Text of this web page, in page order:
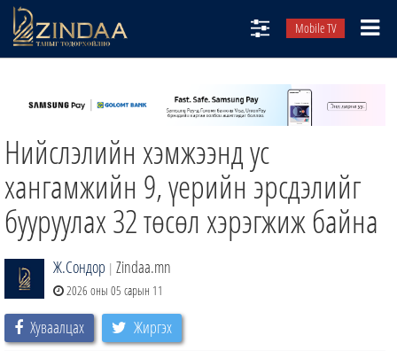
Mobile TV
ТВ8
ӨГЛӨӨНИЙ СОНИН
ЗИНДАА СЭТГҮҮЛ
Нийслэлийн хэмжээнд ус
хангамжийн 9, үерийн эрсдэлийг
бууруулах 32 төсөл хэрэгжиж байна
Ж.Сондор | Zindaa.mn
2026 оны 05 сарын 11
Хуваалцах Жиргэх